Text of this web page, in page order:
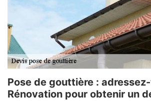
Pose de gouttière :
Rénovation pour obtenir un